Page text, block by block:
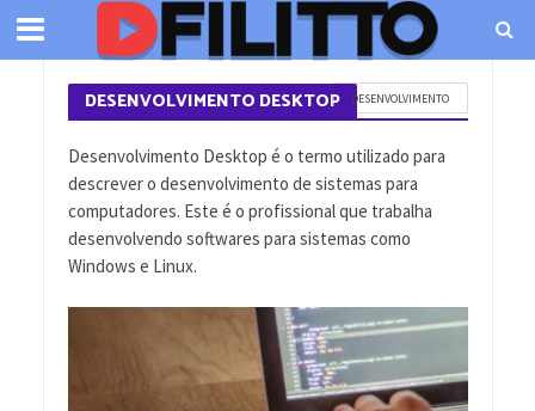
DESENVOLVIMENTO DESKTOP DESENVOLVIMENTO
Desenvolvimento Desktop é o termo utilizado para
descrever o desenvolvimento de sistemas para
computadores. Este é o profissional que trabalha
desenvolvendo softwares para sistemas como
Windows e Linux.